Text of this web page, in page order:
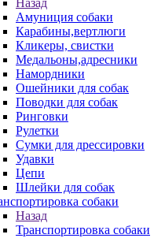
Назад
Амуниция собаки
Карабины,вертлюги
Кликеры, свистки
Медальоны,адресники
Намордники
Ошейники для собак
Поводки для собак
Ринговки
Рулетки
Сумки для дрессировки
Удавки
Цепи
Шлейки для собак
собаки
Назад
Транспортировка собаки